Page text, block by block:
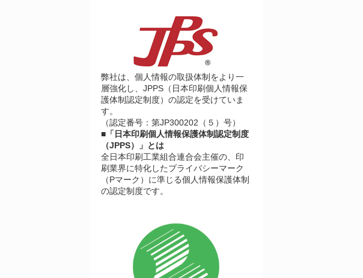
弊社は、個人情報の取扱体制をより一
層強化し、JPPS（日本印刷個人情報保
護体制認定制度）の認定を受けていま
す。
（認定番号：第JP300202（５）号）
■「日本印刷個人情報保護体制認定制度
（JPPS）」とは
全日本印刷工業組合連合会主催の、印
刷業界に特化したプライバシーマーク
（Pマーク）に準じる個人情報保護体制
の認定制度です。